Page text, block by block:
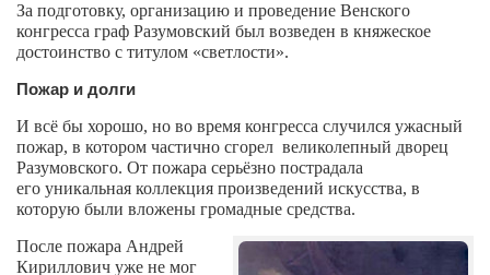
За подготовку, организацию и проведение Венского
конгресса граф Разумовский был возведен в княжеское
достоинство с титулом «светлости».
Пожар и долги
И всё бы хорошо, но во время конгресса случился ужасный
пожар, в котором частично сгорел великолепный дворец
Разумовского. От пожара серьёзно пострадала
его уникальная коллекция произведений искусства, в
которую были вложены громадные средства.
После пожара Андрей
Кириллович уже не мог